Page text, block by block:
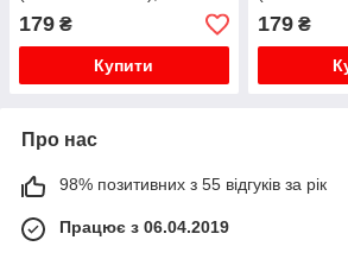
мм та 6 мм, упаковка 0,9
кг
179 ₴
Купити
мм та 12
кг
179₴
Про нас
98% позитивних з 55 відгуків за рік
Працює з 06.04.2019